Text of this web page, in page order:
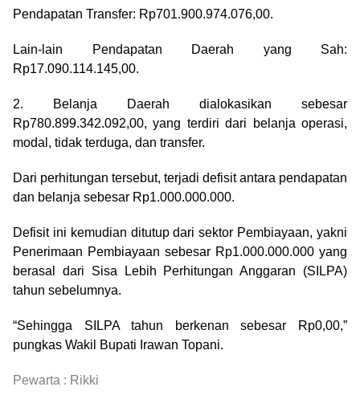
Pendapatan Transfer: Rp701.900.974.076,00.
Lain-lain Pendapatan Daerah yang Sah:
Rp17.090.114.145,00.
2. Belanja Daerah dialokasikan sebesar
Rp780.899.342.092,00, yang terdiri dari belanja operasi,
modal, tidak terduga, dan transfer.
Dari perhitungan tersebut, terjadi defisit antara pendapatan
dan belanja sebesar Rp1.000.000.000.
Defisit ini kemudian ditutup dari sektor Pembiayaan, yakni
Penerimaan Pembiayaan sebesar Rp1.000.000.000 yang
berasal dari Sisa Lebih Perhitungan Anggaran (SILPA)
tahun sebelumnya.
“Sehingga SILPA tahun berkenan sebesar Rp0,00,”
pungkas Wakil Bupati Irawan Topani.
Pewarta : Rikki